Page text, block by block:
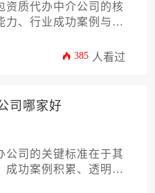
资质代办中介公司的核
力、行业成功案例与合
务保障等维度，结合企
385 人看过
司哪家好
公司的关键标准在于其
成功案例积累、透明化